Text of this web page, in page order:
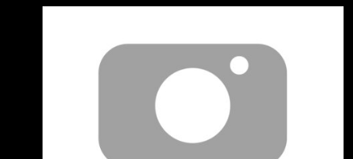
色有sp https://i.verb.tw/Z3KnCNaN.jpg
BePTT on my iPhone 17 Pro --